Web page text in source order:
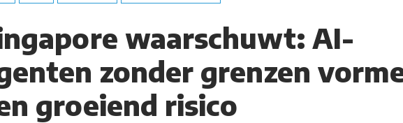
waarschuwt: AI-
zonder grenzen
groeiend risico